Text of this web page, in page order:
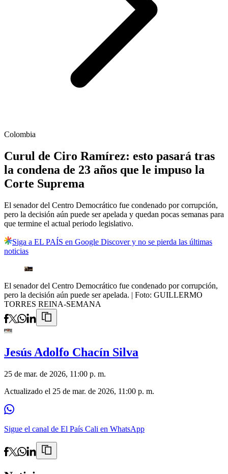
Colombia
Curul de Ciro Ramírez: esto pasará tras
la condena de 23 años que le impuso la
Corte Suprema
El senador del Centro Democrático fue condenado por corrupción,
pero la decisión aún puede ser apelada y quedan pocas semanas para
que termine el actual periodo legislativo.
Siga a EL PAÍS en Google Discover y no se pierda las últimas
noticias
El senador del Centro Democrático fue condenado por corrupción,
pero la decisión aún puede ser apelada. | Foto: GUILLERMO
TORRES REINA-SEMANA
Jesús Adolfo Chacín Silva
25 de mar. de 2026, 11:00 p. m.
Actualizado el 25 de mar. de 2026, 11:00 p. m.
Sigue el canal de El País Cali en WhatsApp